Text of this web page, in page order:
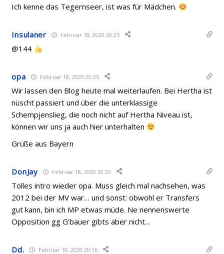
Ich kenne das Tegernseer, ist was für Mädchen.
Insulaner Februar 18, 2020 20:25
@144
opa Februar 18, 2020 20:25
Wir lassen den Blog heute mal weiterlaufen. Bei Hertha ist
nüscht passiert und über die unterklassige
Schempjenslieg, die noch nicht auf Hertha Niveau ist,
können wir uns ja auch hier unterhalten
Grüße aus Bayern
DonJay Februar 18, 2020 20:20
Tolles intro wieder opa. Muss gleich mal nachsehen, was
2012 bei der MV war… und sonst: obwohl er Transfers
gut kann, bin ich MP etwas müde. Ne nennenswerte
Opposition gg G‘bauer gibts aber nicht…
Dd. Februar 18, 2020 20:16